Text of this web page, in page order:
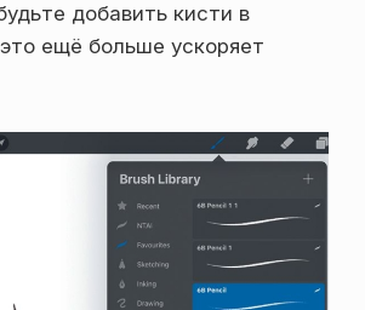
добавить кисти в
ещё больше ускоряет